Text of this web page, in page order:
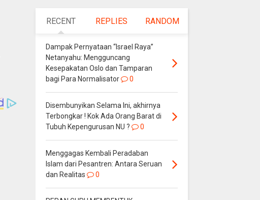
RECENT REPLIES RANDOM
Dampak Pernyataan “Israel Raya”
Netanyahu: Mengguncang
Kesepakatan Oslo dan Tamparan
bagi Para Normalisator
0
Disembunyikan Selama Ini, akhirnya
Terbongkar ! Kok Ada Orang Barat di
Tubuh Kepengurusan NU ?
0
Menggagas Kembali Peradaban
Islam dari Pesantren: Antara Seruan
dan Realitas
0